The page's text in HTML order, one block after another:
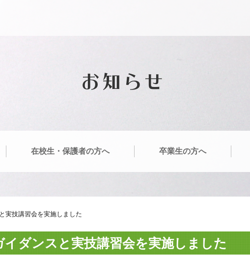
お知らせ
在校生・保護者の方へ 卒業生の方へ
実技講習会を実施しました
イダンスと実技講習会を実施しました